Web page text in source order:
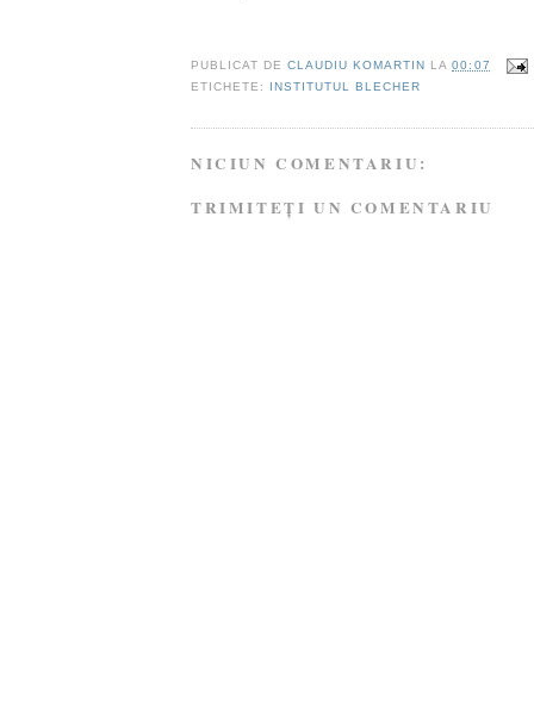
PUBLICAT DECLAUDIU KOMARTIN LA00:07
ETICHETE: INSTITUTUL BLECHER
NICIUN COMENTARIU:
TRIMITEȚI UN COMENTARIU